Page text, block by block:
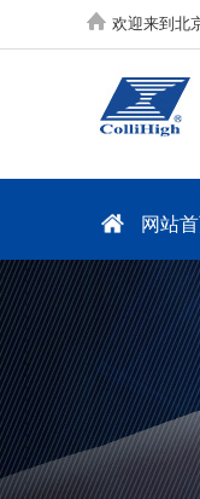
欢迎来到北
网站